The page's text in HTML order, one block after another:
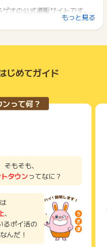
トブルー／（Ｒ） ライト
トレッド
２ カメラ
Ｅｘｐｒｅｓｓ Ｃａｒ
ｅｎｄｏ Ｓｗｉｔｃｈ
Ｅｘｐｒｅｓｓ Ｃａｒ
ｅｎｄｏ Ｓｗｉｔｃｈ
品】
ａｌ リモートプレーヤー
ントローラー ３０周年ア
ション
ｏ
ントローラー モンスター
ディション
モンスターハンターワイ
主側で対象外とみなし、「獲
利用されたことがある場合
こなっていただくことを推奨
など2つ以上の申し込み方
フォームからお申し込みく
るまで必ず保管してくださ
合わせされる際に、該当の
ざいます。
対応いたしかねますので、
を表示するアプリのこと
合もしくは会員様の都合で
された場合、ポイントが無効
告主ではなく、代理店が行
関する詳細を把握しており
トに関するお問い合わせを
いいたします。
オの公式通販サイトです。
ット・スマートウォッチ・テ
品揃え！
送料無料。
物を楽しもう！
もっと見る
じめてガイド
って何？
そもそも、
タウンってなに？
、
るポイ活の
んだ！